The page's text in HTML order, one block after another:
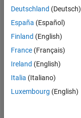
Feeds
Deutschland (Deutsch)
España (Español)
Finland (English)
France (Français)
Ireland (English)
Italia (Italiano)
Luxembourg (English)